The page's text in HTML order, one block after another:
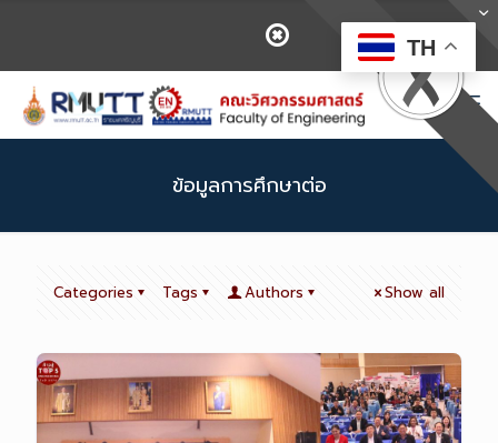
ข้อมูลการศึกษาต่อ
Categories Tags Authors Show all
TH